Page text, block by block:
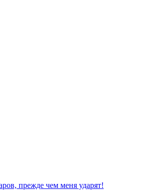
прежде чем меня ударят!